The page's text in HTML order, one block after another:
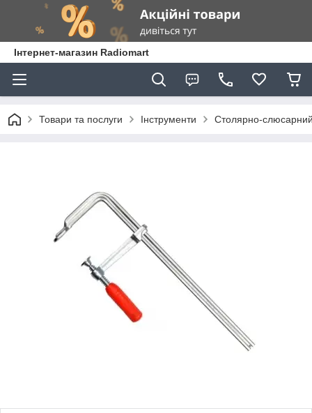
Інтернет-магазин Radiomart
Товари та послуги Інструменти Столярно-